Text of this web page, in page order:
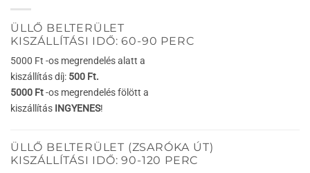
ÜLLŐ BELTERÜLET
KISZÁLLÍTÁSI IDŐ: 60-90 PERC
5000 Ft -os megrendelés alatt a
kiszállítás díj: 500 Ft.
5000 Ft-os megrendelés fölött a
kiszállítás INGYENES!
ÜLLŐ BELTERÜLET (ZSARÓKA ÚT)
KISZÁLLÍTÁSI IDŐ: 90-120 PERC